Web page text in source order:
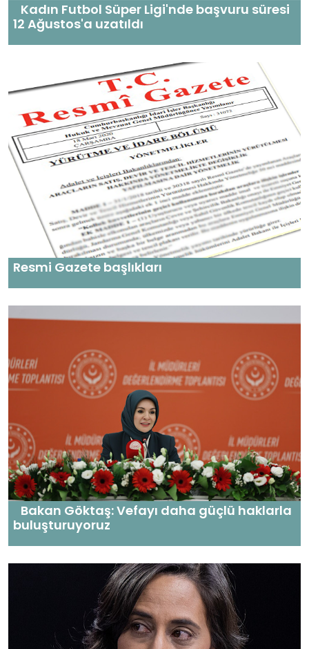
Kadın Futbol Süper Ligi'nde başvuru süresi
12 Ağustos'a uzatıldı
Resmi Gazete başlıkları
Bakan Göktaş: Vefayı daha güçlü haklarla
buluşturuyoruz